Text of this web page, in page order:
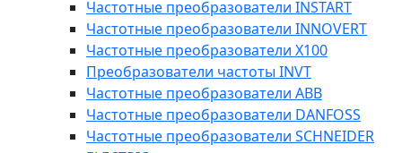
Частотные преобразователи INSTART
Частотные преобразователи INNOVERT
Частотные преобразователи Х100
Преобразователи частоты INVT
Частотные преобразователи ABB
Частотные преобразователи DANFOSS
Частотные преобразователи SCHNEIDER